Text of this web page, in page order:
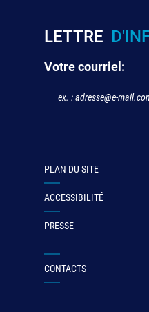
LETTRE
Votre courriel:
PLAN DU SITE
ACCESSIBILITÉ
PRESSE
CONTACTS